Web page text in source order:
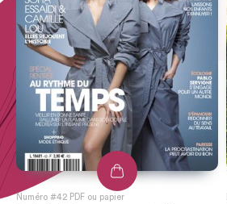
Numéro #42 PDF ou papier